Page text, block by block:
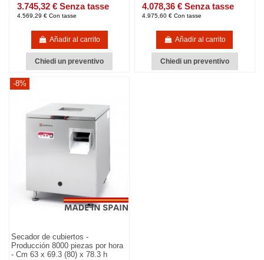
3.745,32 € Senza tasse
4.569,29 € Con tasse
Añadir al carrito
Chiedi un preventivo
4.078,36 € Senza tasse
4.975,60 € Con tasse
Añadir al carrito
Chiedi un preventivo
-8%
Secador de cubiertos -
Producción 8000 piezas por hora
- Cm 63 x 69.3 (80) x 78.3 h